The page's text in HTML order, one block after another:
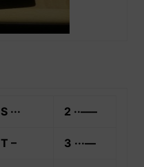
S ··· 2 ··–––
T – 3 ···––